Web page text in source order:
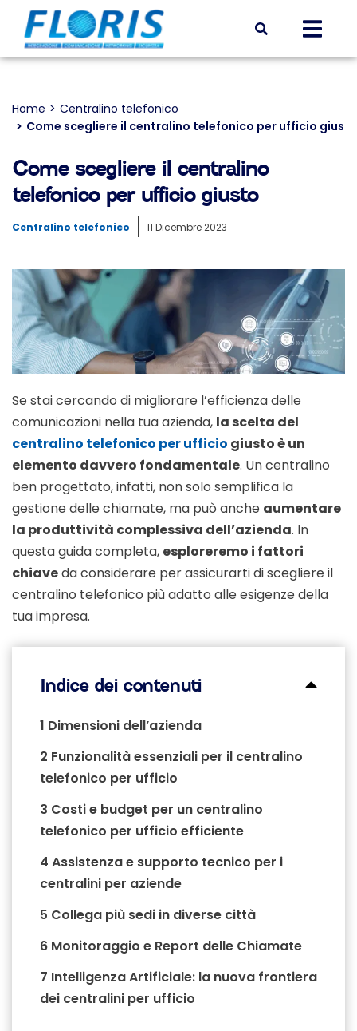
Tu sei qui:
Home
Centralino telefonico
Come scegliere il centralino telefonico per ufficio giusto
Come scegliere il centralino
telefonico per ufficio giusto
Centralino telefonico 11 Dicembre 2023
Se stai cercando di migliorare l’efficienza delle
comunicazioni nella tua azienda, la scelta del
centralino telefonico per ufficio giusto è un
elemento davvero fondamentale. Un centralino
ben progettato, infatti, non solo semplifica la
gestione delle chiamate, ma può anche aumentare
la produttività complessiva dell’azienda. In
questa guida completa, esploreremo i fattori
chiaveda considerare per assicurarti di scegliere il
centralino telefonico più adatto alle esigenze della
tua impresa.
Indice dei contenuti
1 Dimensioni dell’azienda
2 Funzionalità essenziali per il centralino
telefonico per ufficio
3 Costi e budget per un centralino
telefonico per ufficio efficiente
4 Assistenza e supporto tecnico per i
centralini per aziende
5 Collega più sedi in diverse città
6 Monitoraggio e Report delle Chiamate
7 Intelligenza Artificiale: la nuova frontiera
dei centralini per ufficio